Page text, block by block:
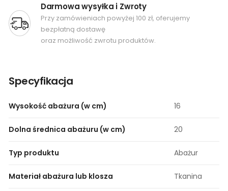
Darmowa wysyłka i Zwroty
Przy zamówieniach powyżej 100 zł, oferujemy
bezpłatną dostawę
oraz możliwość zwrotu produktów.
Specyfikacja
Wysokość abażura (w cm) 16
Dolna średnica abażuru (w cm) 20
Typ produktu Abażur
Materiał abażura lub klosza Tkanina